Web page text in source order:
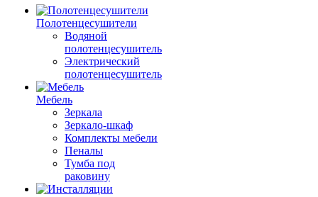
Полотенцесушители
Водяной
полотенцесушитель
Электрический
полотенцесушитель
Мебель
Зеркала
Зеркало-шкаф
Комплекты мебели
Пеналы
Тумба под
раковину